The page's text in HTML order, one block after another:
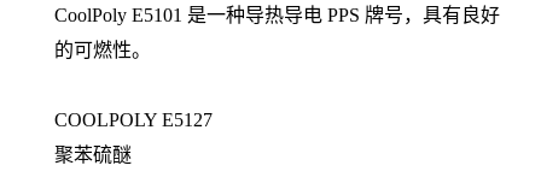
CoolPoly E5101 是一种导热导电 PPS 牌号，具有良好
的可燃性。
COOLPOLY E5127
聚苯硫醚